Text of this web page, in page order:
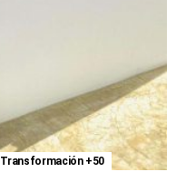
Transformación +50